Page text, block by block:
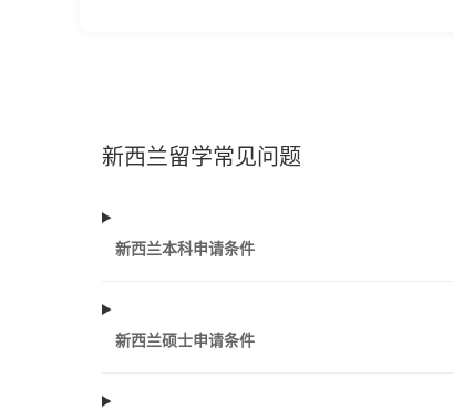
新西兰留学常见问题
新西兰本科申请条件
新西兰硕士申请条件